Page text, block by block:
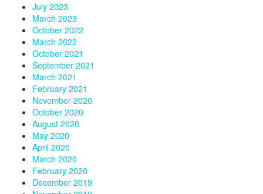
July 2023
March 2023
October 2022
March 2022
October 2021
September 2021
March 2021
February 2021
November 2020
October 2020
August 2020
May 2020
April 2020
March 2020
February 2020
December 2019